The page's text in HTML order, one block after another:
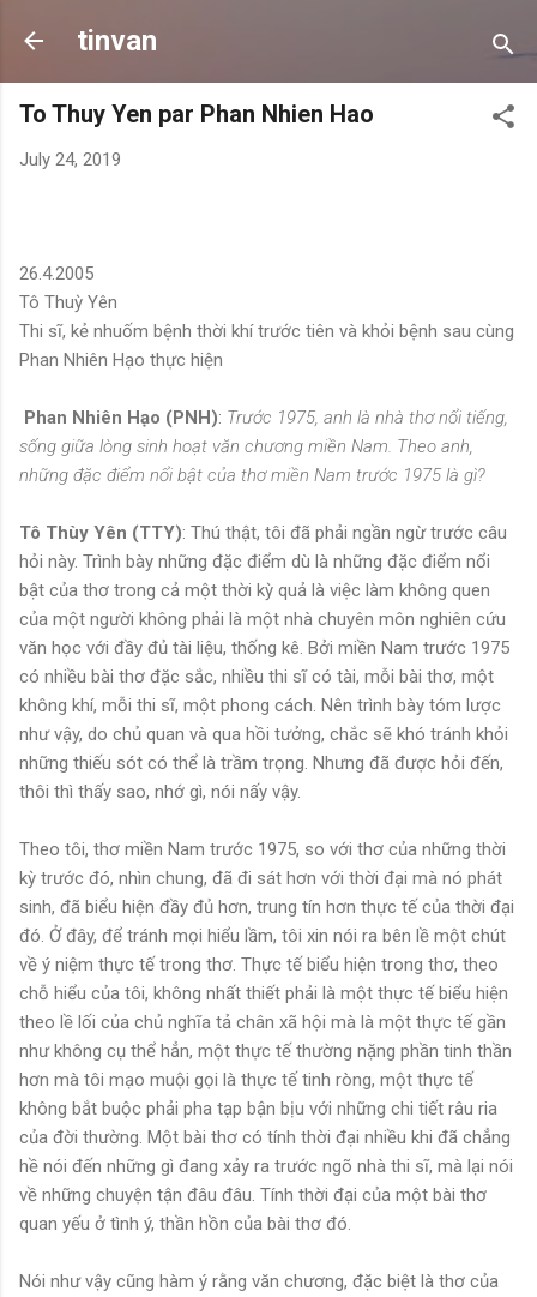
tinvan
To Thuy Yen par Phan Nhien Hao
July 24, 2019
26.4.2005
Tô Thuỳ Yên
Thi sĩ, kẻ nhuốm bệnh thời khí trước tiên và khỏi bệnh sau cùng
Phan Nhiên Hạo thực hiện
Phan Nhiên Hạo (PNH): Trước 1975, anh là nhà thơ nổi tiếng,
sống giữa lòng sinh hoạt văn chương miền Nam. Theo anh,
những đặc điểm nổi bật của thơ miền Nam trước 1975 là gì?
Tô Thùy Yên (TTY): Thú thật, tôi đã phải ngần ngừ trước câu
hỏi này. Trình bày những đặc điểm dù là những đặc điểm nổi
bật của thơ trong cả một thời kỳ quả là việc làm không quen
của một người không phải là một nhà chuyên môn nghiên cứu
văn học với đầy đủ tài liệu, thống kê. Bởi miền Nam trước 1975
có nhiều bài thơ đặc sắc, nhiều thi sĩ có tài, mỗi bài thơ, một
không khí, mỗi thi sĩ, một phong cách. Nên trình bày tóm lược
như vậy, do chủ quan và qua hồi tưởng, chắc sẽ khó tránh khỏi
những thiếu sót có thể là trầm trọng. Nhưng đã được hỏi đến,
thôi thì thấy sao, nhớ gì, nói nấy vậy.
Theo tôi, thơ miền Nam trước 1975, so với thơ của những thời
kỳ trước đó, nhìn chung, đã đi sát hơn với thời đại mà nó phát
sinh, đã biểu hiện đầy đủ hơn, trung tín hơn thực tế của thời đại
đó. Ở đây, để tránh mọi hiểu lầm, tôi xin nói ra bên lề một chút
về ý niệm thực tế trong thơ. Thực tế biểu hiện trong thơ, theo
chỗ hiểu của tôi, không nhất thiết phải là một thực tế biểu hiện
theo lề lối của chủ nghĩa tả chân xã hội mà là một thực tế gần
như không cụ thể hẳn, một thực tế thường nặng phần tinh thần
hơn mà tôi mạo muội gọi là thực tế tinh ròng, một thực tế
không bắt buộc phải pha tạp bận bịu với những chi tiết râu ria
của đời thường. Một bài thơ có tính thời đại nhiều khi đã chẳng
hề nói đến những gì đang xảy ra trước ngõ nhà thi sĩ, mà lại nói
về những chuyện tận đâu đâu. Tính thời đại của một bài thơ
quan yếu ở tình ý, thần hồn của bài thơ đó.
Nói như vậy cũng hàm ý rằng văn chương, đặc biệt là thơ của